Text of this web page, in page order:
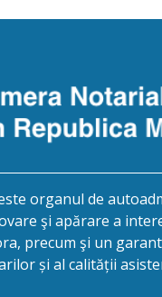
de moștenitor
cu certitudine a
[…]
organul de
şi apărare a
precum şi un
și al calității